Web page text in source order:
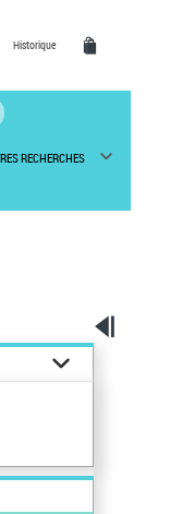
Historique
RECHERCHES